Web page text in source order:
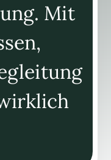
Mit